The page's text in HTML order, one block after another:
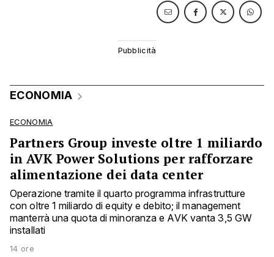
ECONOMIA
ECONOMIA
Partners Group investe oltre 1 miliardo
in AVK Power Solutions per rafforzare
alimentazione dei data center
Operazione tramite il quarto programma infrastrutture
con oltre 1 miliardo di equity e debito; il management
manterrà una quota di minoranza e AVK vanta 3,5 GW
installati
14 ore